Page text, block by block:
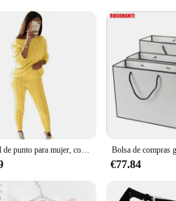
for those seeking to elevate their
choice for intensive tasks. The sleek
professionals.
up to 3,400 MB/s and 2,600 MB/s
it a versatile choice for various
high-performance computing demands.
is an excellent option for wholesalers
Chándal de punto para mujer, conjunto de dos piezas formado por suéter y pantalón de cintura elástica, otoño e invierno, novedad de 2024
€77.84